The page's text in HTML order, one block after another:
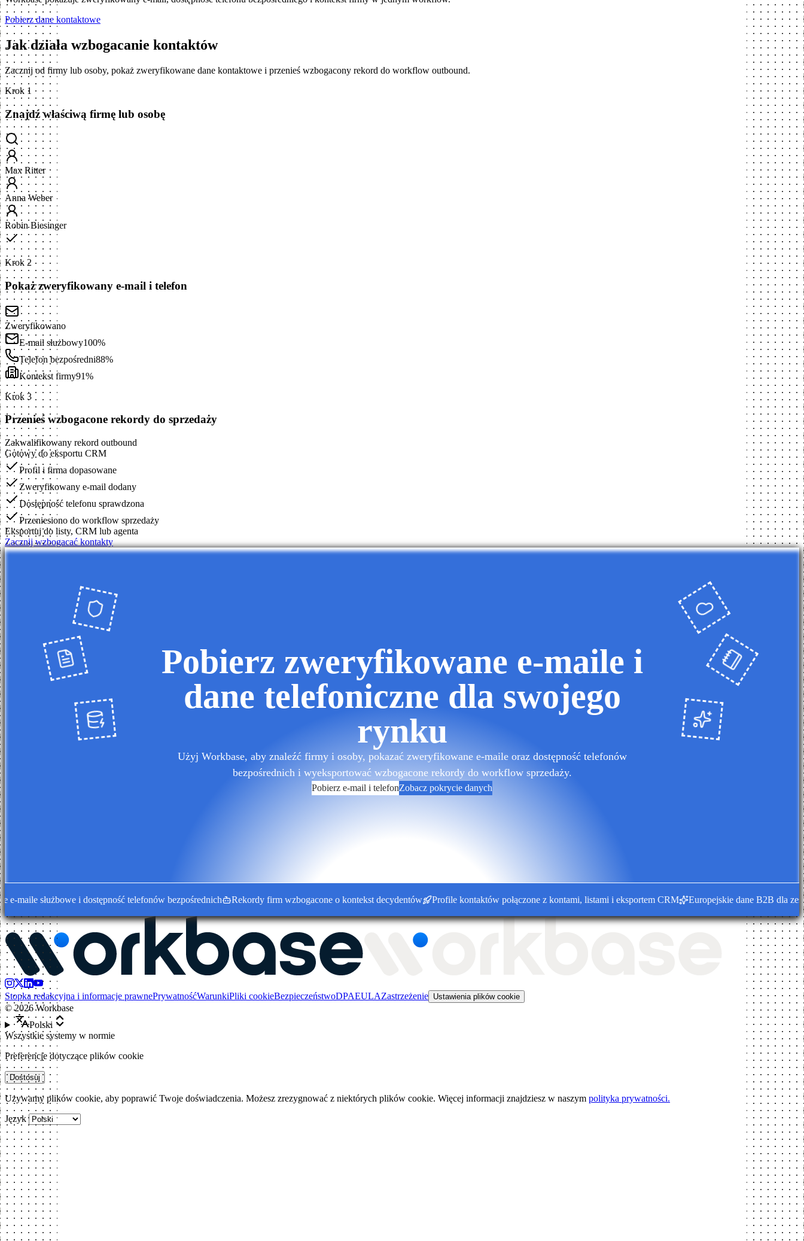
Pobierz dane kontaktowe
Jak działa wzbogacanie kontaktów
Zacznij od firmy lub osoby, pokaż zweryfikowane dane kontaktowe i przenieś wzbogacony rekord do workflow outbound.
Krok 1
Znajdź właściwą firmę lub osobę
Max Ritter
Anna Weber
Robin Biesinger
Krok 2
Pokaż zweryfikowany e-mail i telefon
Zweryfikowano
E-mail służbowy100%
Telefon bezpośredni88%
Kontekst firmy91%
Krok 3
Przenieś wzbogacone rekordy do sprzedaży
Zakwalifikowany rekord outbound
Gotowy do eksportu CRM
Profil i firma dopasowane
Zweryfikowany e-mail dodany
Dostępność telefonu sprawdzona
Przeniesiono do workflow sprzedaży
Eksportuj do listy, CRM lub agenta
Zacznij wzbogacać kontakty
Pobierz zweryfikowane e-maile i
dane telefoniczne dla swojego
rynku
Użyj Workbase, aby znaleźć firmy i osoby, pokazać zweryfikowane e-maile oraz dostępność telefonów
bezpośrednich i wyeksportować wzbogacone rekordy do workflow sprzedaży.
Pobierz e-mail i telefonZobacz pokrycie danych
służbowe i dostępność telefonów bezpośrednich Rekordy firm wzbogacone o kontekst decydentów Profile kontaktów połączone z kontami, listami i eksportem CRM Europejskie dane B2B dla
Stopka redakcyjna i informacje prawnePrywatnośćWarunkiPliki cookieBezpieczeństwoDPAEULAZastrzeżenie Ustawienia plików cookie
©2026 Workbase
Polski
Wszystkie systemy w normie
Preferencje dotyczące plików cookie
Dostosuj
Używamy plików cookie, aby poprawić Twoje doświadczenia. Możesz zrezygnować z niektórych plików cookie. Więcej informacji znajdziesz w naszym polityka prywatności.
Język